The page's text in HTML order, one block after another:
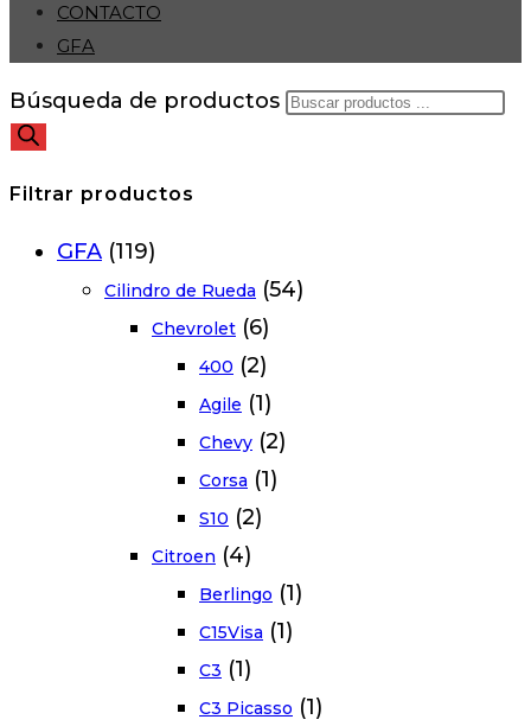
CONTACTO
GFA
Búsqueda de productos
Filtrar productos
GFA (119)
Cilindro de Rueda (54)
Chevrolet (6)
400 (2)
Agile (1)
Chevy (2)
Corsa (1)
S10 (2)
Citroen (4)
Berlingo (1)
C15Visa (1)
C3 (1)
C3 Picasso (1)